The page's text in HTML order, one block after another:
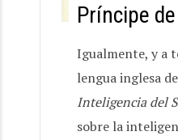
Príncipe
Igualmente, y a
lengua inglesa
Inteligencia del
sobre la